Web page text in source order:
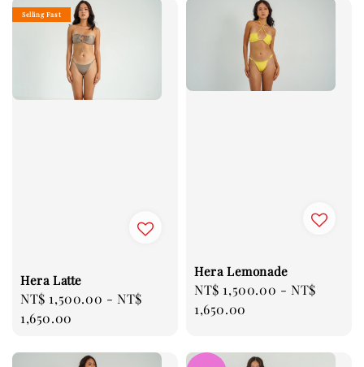
Selling Fast
Hera Latte
Regular
price
NT$ 1,500.00 -NT$
1,650.00
Hera Lemonade
Regular
price
NT$ 1,500.00 -NT$
1,650.00